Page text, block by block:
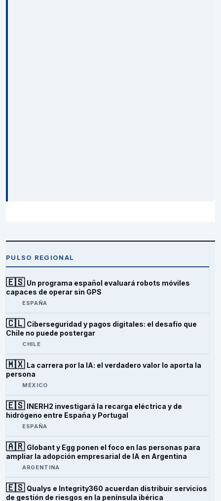
PULSO REGIONAL
🇪🇸 Un programa español evaluará robots móviles
capaces de operar sin GPS
ESPAÑA
🇨🇱 Ciberseguridad y pagos digitales: el desafío que
Chile no puede postergar
CHILE
🇲🇽 La carrera por la IA: el verdadero valor lo aporta la
persona
MÉXICO
🇪🇸 INERH2 investigará la recarga eléctrica y de
hidrógeno entre España y Portugal
ESPAÑA
🇦🇷 Globant y Egg ponen el foco en las personas para
ampliar la adopción empresarial de IA en Argentina
ARGENTINA
🇪🇸 Qualys e Integrity360 acuerdan distribuir servicios
de gestión de riesgos en la península ibérica